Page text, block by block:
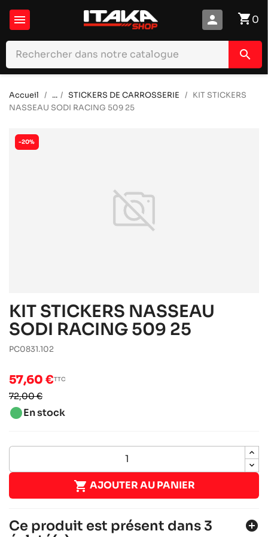
 shopping_cart0
person
search
Accueil ... STICKERS DE CARROSSERIE
KIT STICKERS
NASSEAU SODI RACING 509 25
-20%
KIT STICKERS NASSEAU
SODI RACING 509 25
PC0831.102
57,60 €TTC
72,00 €
brightness_1En stock
 AJOUTER AU PANIER
Ce produit est présent dans 3
add_circle